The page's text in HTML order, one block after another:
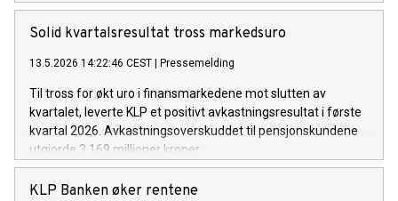
Solid kvartalsresultat tross markedsuro
13.5.2026 14:22:46 CEST Pressemelding
Til tross for økt uro i finansmarkedene mot slutten av
kvartalet, leverte KLP et positivt avkastningsresultat i første
kvartal 2026. Avkastningsoverskuddet til pensjonskundene
utgjorde 3.169 millioner kroner.
KLP Banken øker rentene